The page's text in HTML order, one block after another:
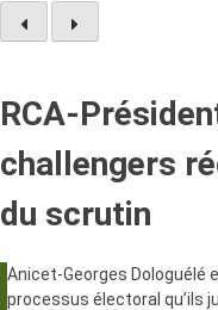
RCA-
challengers
du scrutin
Anicet-Georges Dologuélé
processus électoral qu’ils